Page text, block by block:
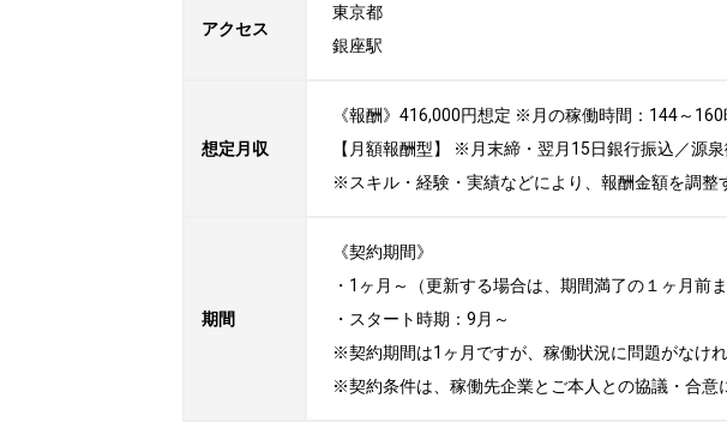
アクセス
東京都
銀座駅
想定月収
《報酬》416,000円想定 ※月の稼働時間：144～
【月額報酬型】 ※月末締・翌月15日銀行振込／源
※スキル・経験・実績などにより、報酬金額を調整
期間
《契約期間》
・1ヶ月～（更新する場合は、期間満了の１ヶ月前ま
・スタート時期：9月～
※契約期間は1ヶ月ですが、稼働状況に問題がなけ
※契約条件は、稼働先企業とご本人との協議・合意